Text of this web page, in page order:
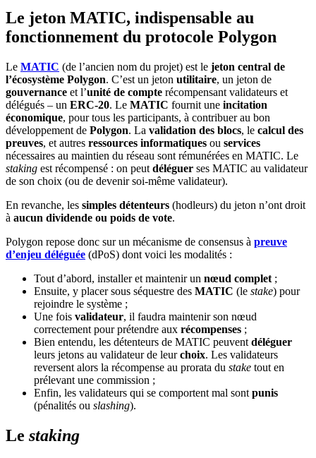
Le jeton MATIC, indispensable au
fonctionnement du protocole Polygon
Le MATIC (de l’ancien nom du projet) est le jeton central de
l’écosystème Polygon. C’est un jeton utilitaire, un jeton de
gouvernance et l’unité de compte récompensant validateurs et
délégués – un ERC-20. Le MATIC fournit une incitation
économique, pour tous les participants, à contribuer au bon
développement de Polygon. La validation des blocs, le calcul des
preuves, et autres ressources informatiques ou services
nécessaires au maintien du réseau sont rémunérées en MATIC. Le
staking est récompensé : on peut déléguer ses MATIC au validateur
de son choix (ou de devenir soi-même validateur).
En revanche, les simples détenteurs (hodleurs) du jeton n’ont droit
à aucun dividende ou poids de vote.
Polygon repose donc sur un mécanisme de consensus à preuve
d’enjeu déléguée (dPoS) dont voici les modalités :
Tout d’abord, installer et maintenir un nœud complet ;
Ensuite, y placer sous séquestre des MATIC (le stake) pour
rejoindre le système ;
Une fois validateur, il faudra maintenir son nœud
correctement pour prétendre aux récompenses ;
Bien entendu, les détenteurs de MATIC peuvent déléguer
leurs jetons au validateur de leurchoix. Les validateurs
reversent alors la récompense au prorata du stake tout en
prélevant une commission ;
Enfin, les validateurs qui se comportent mal sont punis
(pénalités ou slashing).
Le staking